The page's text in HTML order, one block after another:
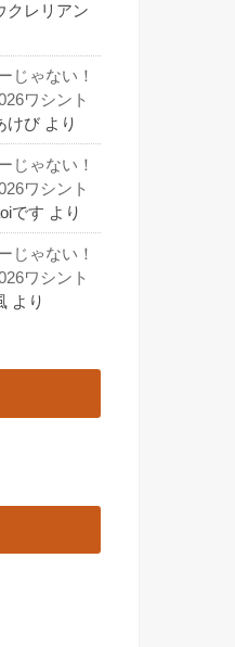
クレリアン
じゃない！
ワシント
けび より
じゃない！
ワシント
です より
じゃない！
ワシント
より